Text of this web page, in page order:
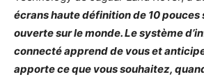
écrans haute définition de 10
ouverte sur le monde. Le système
connecté apprend de vous et
apporte ce que vous souhaitez,